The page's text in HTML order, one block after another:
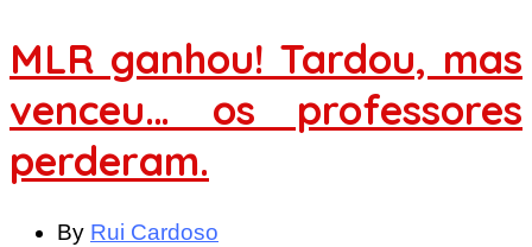
MLR ganhou! Tardou, mas
venceu… os professores
perderam.
By Rui Cardoso